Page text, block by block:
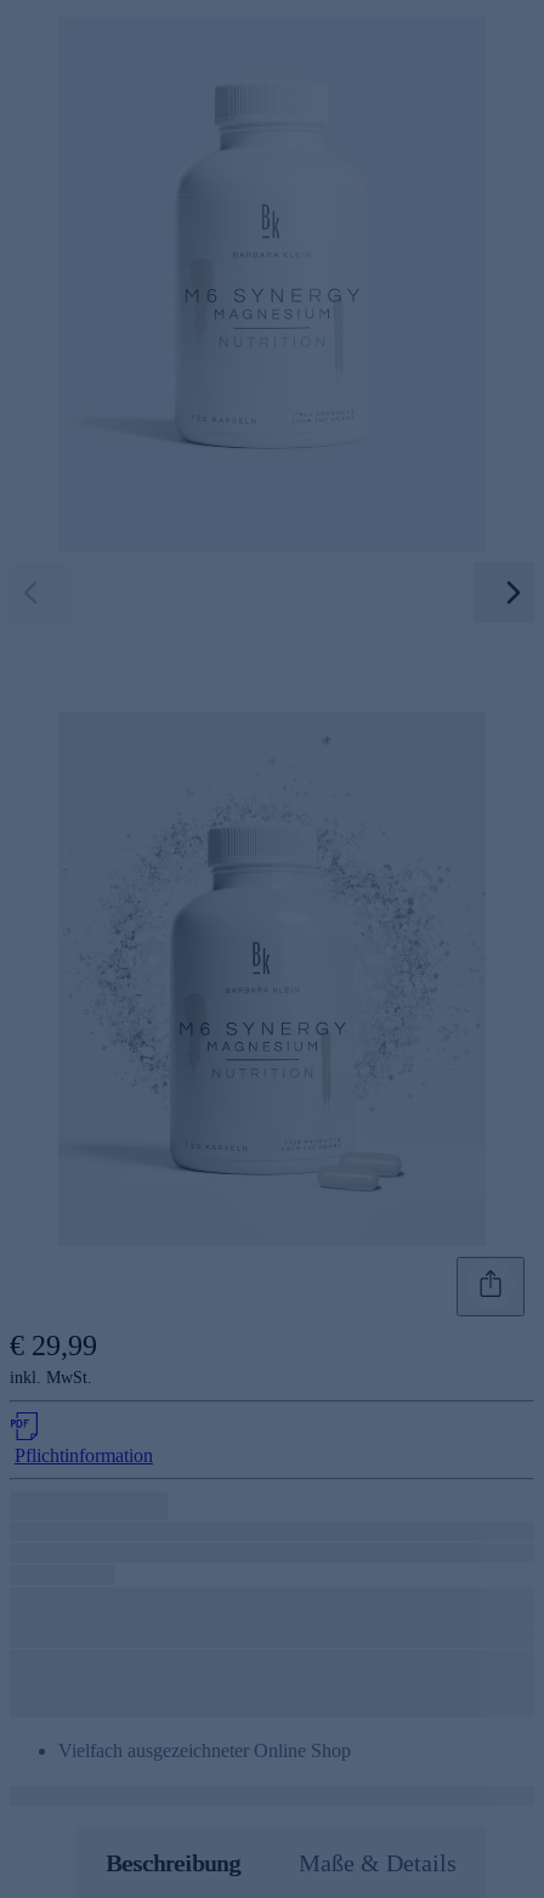
€ 29,99
inkl. MwSt.
Pflichtinformation
Vielfach ausgezeichneter Online Shop
Beschreibung Maße & Details